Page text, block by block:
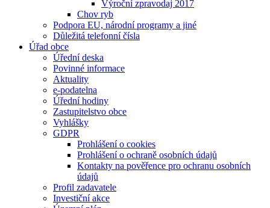
Výroční zpravodaj 2017
Chov ryb
Podpora EU, národní programy a jiné
Důležitá telefonní čísla
Úřad obce
Úřední deska
Povinné informace
Aktuality
e-podatelna
Úřední hodiny
Zastupitelstvo obce
Vyhlášky
GDPR
Prohlášení o cookies
Prohlášení o ochraně osobních údajů
Kontakty na pověřence pro ochranu osobních
údajů
Profil zadavatele
Investiční akce